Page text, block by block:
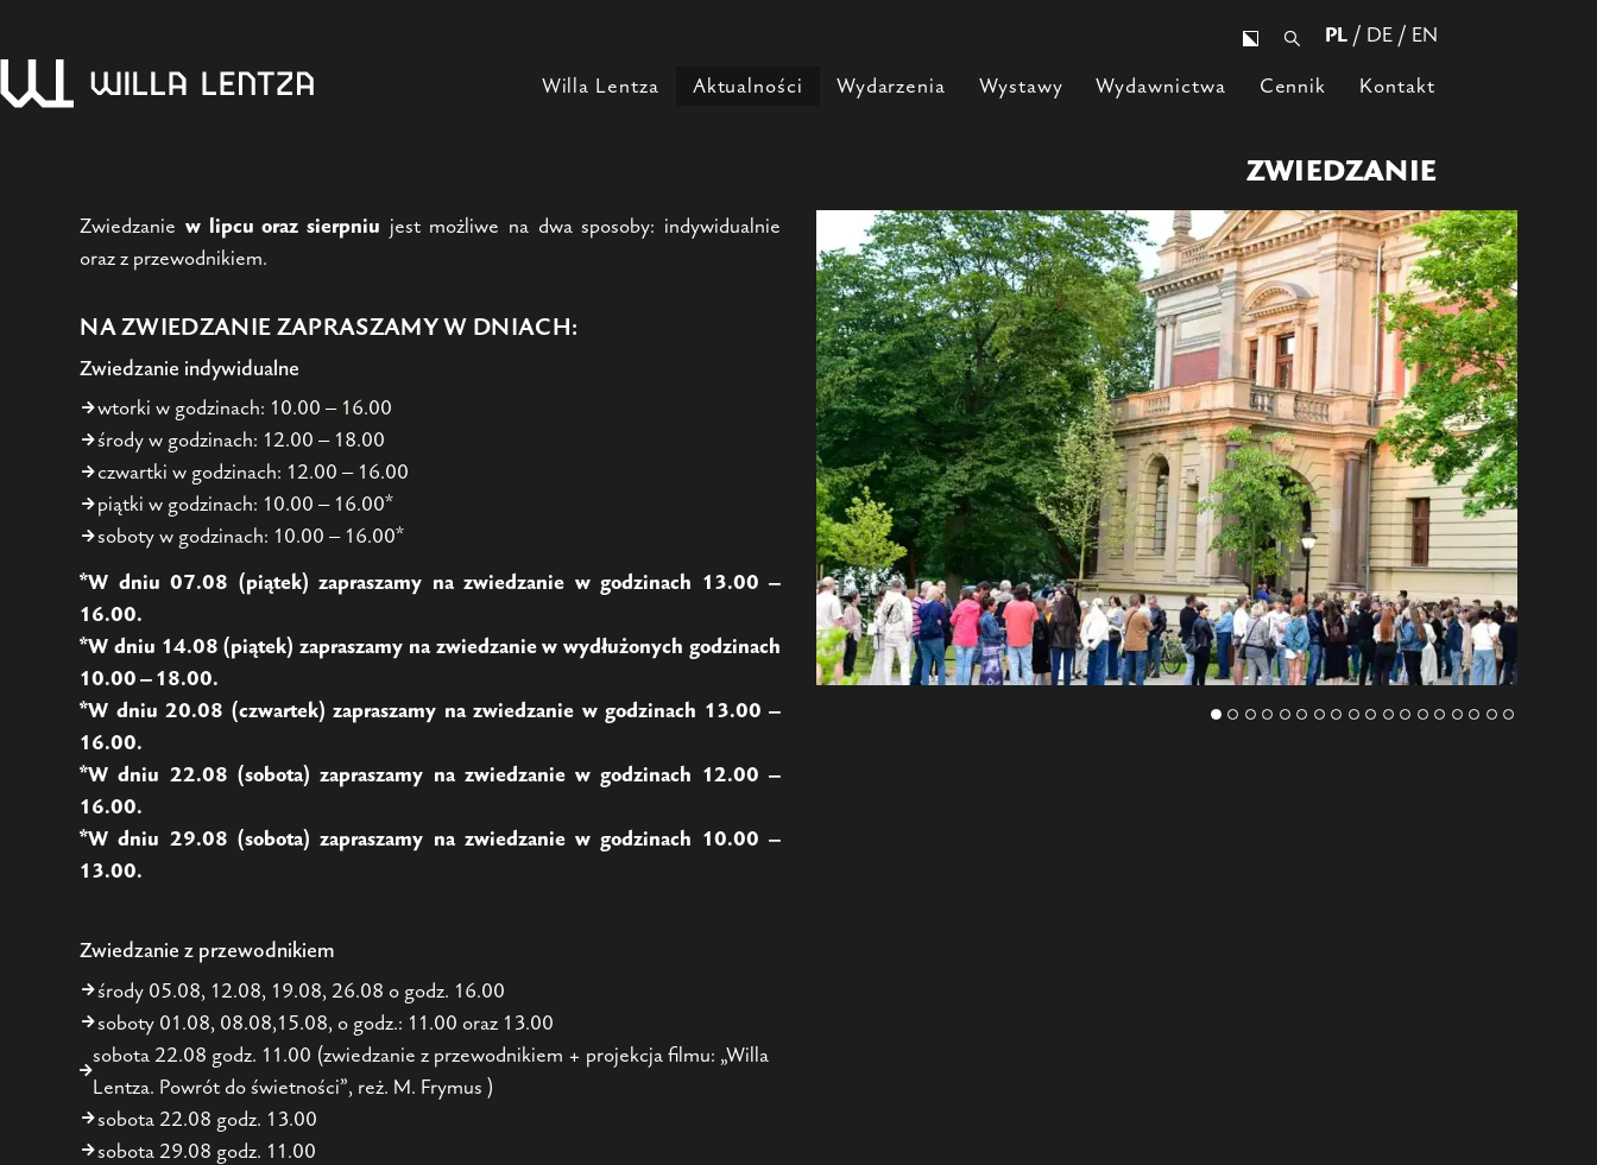
PL/ DE / EN
Willa Lentza
Aktualności Wydarzenia Wystawy Wydawnictwa Cennik Kontakt
ZWIEDZANIE
Zwiedzanie w lipcu oraz sierpniu jest możliwe na dwa sposoby: indywidualnie
oraz z przewodnikiem.
NA ZWIEDZANIE ZAPRASZAMY W DNIACH:
Zwiedzanie indywidualne
wtorki w godzinach: 10.00 – 16.00
środy w godzinach: 12.00 – 18.00
czwartki w godzinach: 12.00 – 16.00
piątki w godzinach: 10.00 – 16.00*
soboty w godzinach: 10.00 – 16.00*
*W dniu 07.08 (piątek) zapraszamy na zwiedzanie w godzinach 13.00 –
16.00.
*W dniu 14.08 (piątek) zapraszamy na zwiedzanie w wydłużonych godzinach
10.00 – 18.00.
*W dniu 20.08 (czwartek) zapraszamy na zwiedzanie w godzinach 13.00 –
16.00.
*W dniu 22.08 (sobota) zapraszamy na zwiedzanie w godzinach 12.00 –
16.00.
*W dniu 29.08 (sobota) zapraszamy na zwiedzanie w godzinach 10.00 –
13.00.
Zwiedzanie z przewodnikiem
środy 05.08, 12.08, 19.08, 26.08 o godz. 16.00
soboty 01.08, 08.08,15.08, o godz.: 11.00 oraz 13.00
sobota 22.08 godz. 11.00 (zwiedzanie z przewodnikiem + projekcja filmu: „Willa
Lentza. Powrót do świetności”, reż. M. Frymus )
sobota 22.08 godz. 13.00
sobota 29.08 godz. 11.00